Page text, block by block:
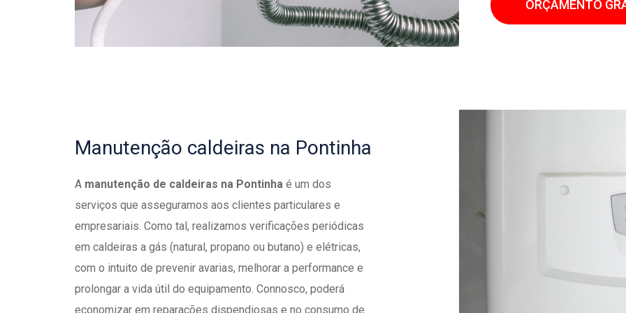
ORÇAMENTO
Manutenção caldeiras na Pontinha
A manutenção de caldeiras na Pontinha é um dos
serviços que asseguramos aos clientes particulares e
empresariais. Como tal, realizamos verificações periódicas
em caldeiras a gás (natural, propano ou butano) e elétricas,
com o intuito de prevenir avarias, melhorar a performance e
prolongar a vida útil do equipamento. Connosco, poderá
economizar em reparações dispendiosas e no consumo de